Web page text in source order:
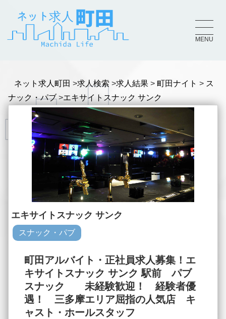
MENU
ネット求人町田 求人検索 求人結果 町田ナイト
ス
ナック・パブ
エキサイトスナック サンク
エキサイトスナック サンク
スナック・パブ
町田アルバイト・正社員求人募集！エ
キサイトスナック サンク 駅前 パブ
スナック 未経験歓迎！ 経験者優
遇！ 三多摩エリア屈指の人気店 キ
ャスト・ホールスタッフ